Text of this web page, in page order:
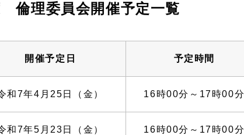
倫理委員会開催予定一覧
開催予定日 予定時間
和7年4月25日（金） 16時00分～17時00分
和7年5月23日（金） 16時00分～17時00分